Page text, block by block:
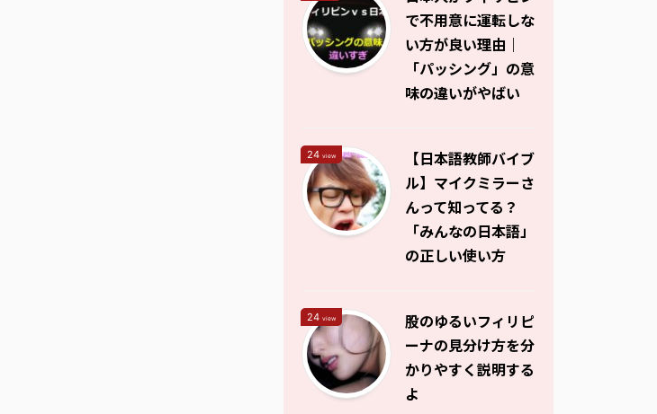
で不用意に運転しな
い方が良い理由｜
「パッシング」の意
味の違いがやばい
24 view
【日本語教師バイブ
ル】マイクミラーさ
んって知ってる？
「みんなの日本語」
の正しい使い方
24 view
股のゆるいフィリピ
ーナの見分け方を分
かりやすく説明する
よ